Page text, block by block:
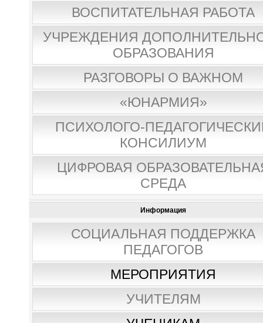
ВОСПИТАТЕЛЬНАЯ РАБОТА
УЧРЕЖДЕНИЯ
ОБРАЗОВАНИЯ
РАЗГОВОРЫ О ВАЖНОМ
«ЮНАРМИЯ»
ПСИХОЛОГО-
КОНСИЛИУМ
ЦИФРОВАЯ
СРЕДА
Информация
СОЦИАЛЬНАЯ ПОДДЕРЖКА
ПЕДАГОГОВ
МЕРОПРИЯТИЯ
УЧИТЕЛЯМ